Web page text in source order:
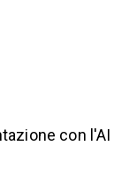
con l'AI